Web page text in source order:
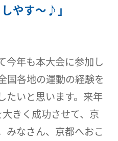
やす～♪」
今年も本大会に参加し
国各地の運動の経験を
たいと思います。来年
きく成功させて、京
みなさん、京都へおこ